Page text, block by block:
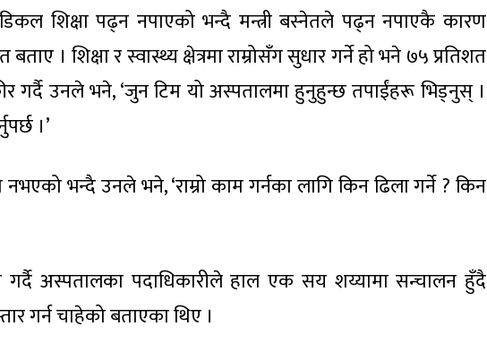
शिक्षा पढ्न नपाएको भन्दै मन्त्री बस्नेतले पढ्न नपाएकै कारण
। शिक्षा र स्वास्थ्य क्षेत्रमा राम्रोसँग सुधार गर्ने हो भने ७५ प्रतिशत
गर्दै उनले भने, ‘जुन टिम यो अस्पतालमा हुनुहुन्छ तपाईंहरू भिड्नुस् ।
।’
भन्दै उनले भने, ‘राम्रो काम गर्नका लागि किन ढिला गर्ने ? किन
गर्दै अस्पतालका पदाधिकारीले हाल एक सय शय्यामा सन्चालन हुँदै
गर्न चाहेको बताएका थिए ।